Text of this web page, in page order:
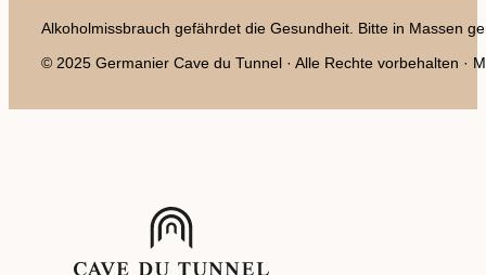
Alkoholmissbrauch gefährdet die Gesundheit. Bitte in Massen
© 2025 Germanier Cave du Tunnel · Alle Rechte vorbehalten ·